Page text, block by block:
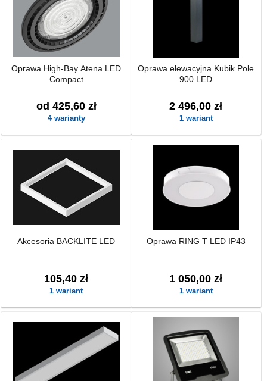
Oprawa High-Bay Atena LED
Compact
od 425,60 zł
4 warianty
Oprawa elewacyjna Kubik Pole
900 LED
2 496,00 zł
1 wariant
Akcesoria BACKLITE LED
105,40 zł
1 wariant
Oprawa RING T LED IP43
1 050,00 zł
1 wariant